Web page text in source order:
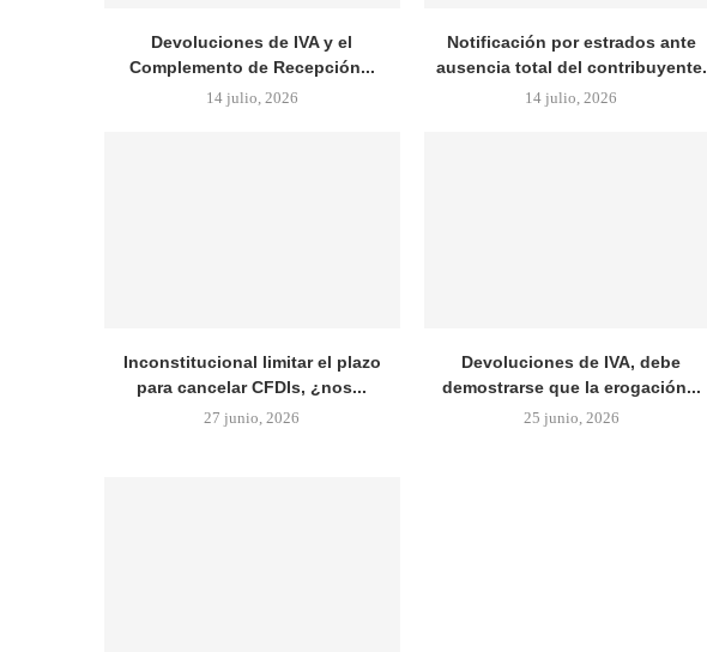
Devoluciones de IVA y el
Complemento de Recepción...
14 julio, 2026
Notificación por estrados ante
ausencia total del contribuyente.
14 julio, 2026
Inconstitucional limitar el plazo
para cancelar CFDIs, ¿nos...
27 junio, 2026
Devoluciones de IVA, debe
demostrarse que la erogación...
25 junio, 2026